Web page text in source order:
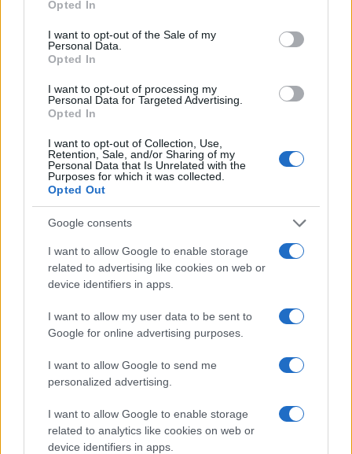
use your data for below specified purposes in below Google
consent section.
Opted In
I want to opt-out of the Sale of my
Personal Data.
Opted In
I want to opt-out of processing my
Personal Data for Targeted Advertising.
Opted In
I want to opt-out of Collection, Use,
Retention, Sale, and/or Sharing of my
Personal Data that Is Unrelated with the
Purposes for which it was collected.
Opted Out
Google consents
I want to allow Google to enable storage
related to advertising like cookies on web or
device identifiers in apps.
I want to allow my user data to be sent to
Google for online advertising purposes.
I want to allow Google to send me
personalized advertising.
I want to allow Google to enable storage
related to analytics like cookies on web or
device identifiers in apps.
szembemenve például az ENSZ
Emberi Jogi Tanácsának Izrael
ellenes beállítottságával.”
A brit zsidóság képviselője hozzátette:
„Mindig is hálásak leszünk a
barátságáért és támogatásért.“